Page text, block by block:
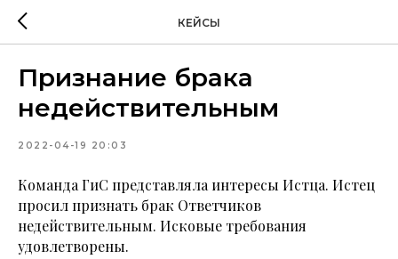
КЕЙСЫ
Признание брака
недействительным
2022-04-19 20:03
Команда ГиС представляла интересы Истца. Истец
просил признать брак Ответчиков
недействительным. Исковые требования
удовлетворены.